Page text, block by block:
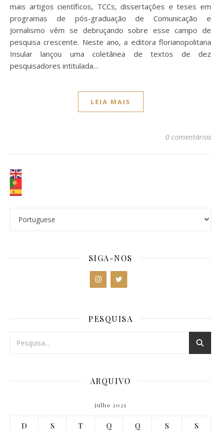
mais artigos científicos, TCCs, dissertações e teses em
programas de pós-graduação de Comunicação e
Jornalismo vêm se debruçando sobre esse campo de
pesquisa crescente. Neste ano, a editora florianopolitana
Insular lançou uma coletânea de textos de dez
pesquisadores intitulada…
LEIA MAIS
0 comentários
SIGA-NOS
PESQUISA
ARQUIVO
julho 2021
D S T Q Q S S